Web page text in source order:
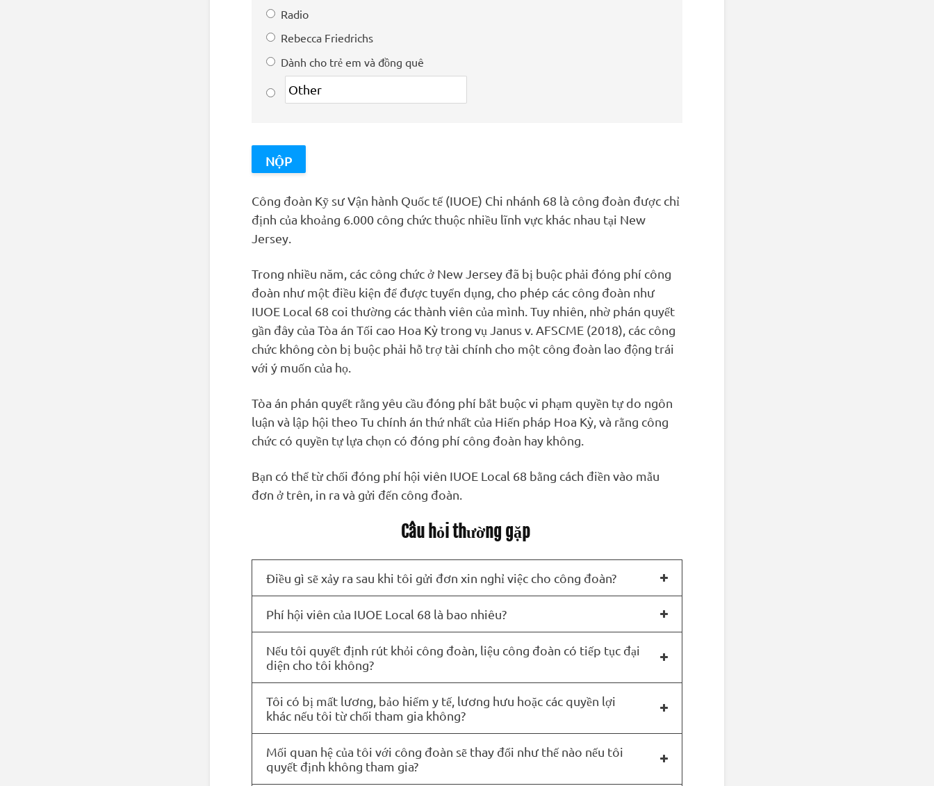
Radio
Rebecca Friedrichs
Dành cho trẻ em và đồng quê
Công đoàn Kỹ sư Vận hành Quốc tế (IUOE) Chi nhánh 68 là công đoàn được chỉ
định của khoảng 6.000 công chức thuộc nhiều lĩnh vực khác nhau tại New
Jersey.
Trong nhiều năm, các công chức ở New Jersey đã bị buộc phải đóng phí công
đoàn như một điều kiện để được tuyển dụng, cho phép các công đoàn như
IUOE Local 68 coi thường các thành viên của mình. Tuy nhiên, nhờ phán quyết
gần đây của Tòa án Tối cao Hoa Kỳ trong vụ Janus v. AFSCME (2018), các công
chức không còn bị buộc phải hỗ trợ tài chính cho một công đoàn lao động trái
với ý muốn của họ.
Tòa án phán quyết rằng yêu cầu đóng phí bắt buộc vi phạm quyền tự do ngôn
luận và lập hội theo Tu chính án thứ nhất của Hiến pháp Hoa Kỳ, và rằng công
chức có quyền tự lựa chọn có đóng phí công đoàn hay không.
Bạn có thể từ chối đóng phí hội viên IUOE Local 68 bằng cách điền vào mẫu
đơn ở trên, in ra và gửi đến công đoàn.
Câu hỏi thường gặp
Điều gì sẽ xảy ra sau khi tôi gửi đơn xin nghỉ việc cho công đoàn?
Phí hội viên của IUOE Local 68 là bao nhiêu?
Nếu tôi quyết định rút khỏi công đoàn, liệu công đoàn có tiếp tục đại
diện cho tôi không?
Tôi có bị mất lương, bảo hiểm y tế, lương hưu hoặc các quyền lợi
khác nếu tôi từ chối tham gia không?
Mối quan hệ của tôi với công đoàn sẽ thay đổi như thế nào nếu tôi
quyết định không tham gia?